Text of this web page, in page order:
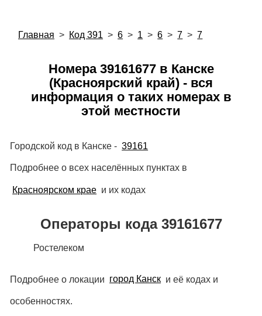
Главная > Код 391 > 6 > 1 > 6 > 7 > 7
Номера 39161677 в Канске
(Красноярский край) - вся
информация о таких номерах в
этой местности
Городской код в Канске - 39161
Подробнее о всех населённых пунктах в
Красноярском крае и их кодах
Операторы кода 39161677
Ростелеком
Подробнее о локации город Канск и её кодах и
особенностях.